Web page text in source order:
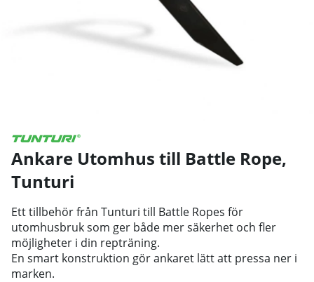
Ankare Utomhus till Battle Rope,
Tunturi
Ett tillbehör från Tunturi till Battle Ropes för
utomhusbruk som ger både mer säkerhet och fler
möjligheter i din repträning.
En smart konstruktion gör ankaret lätt att pressa ner i
marken.